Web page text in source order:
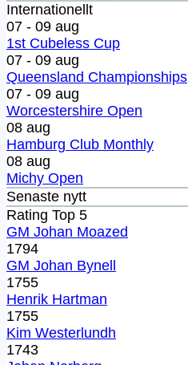
Internationellt
07 - 09 aug
1st Cubeless Cup
07 - 09 aug
Queensland Championships
07 - 09 aug
Worcestershire Open
08 aug
Hamburg Club Monthly
08 aug
Michy Open
Senaste nytt
Rating Top 5
GM Johan Moazed
1794
GM Johan Bynell
1755
Henrik Hartman
1755
Kim Westerlundh
1743